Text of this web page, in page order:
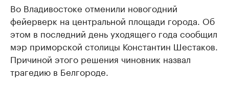
Во Владивостоке отменили новогодний
фейерверк на центральной площади города. Об
этом в последний день уходящего года сообщил
мэр приморской столицы Константин Шестаков.
Причиной этого решения чиновник назвал
трагедию в Белгороде.